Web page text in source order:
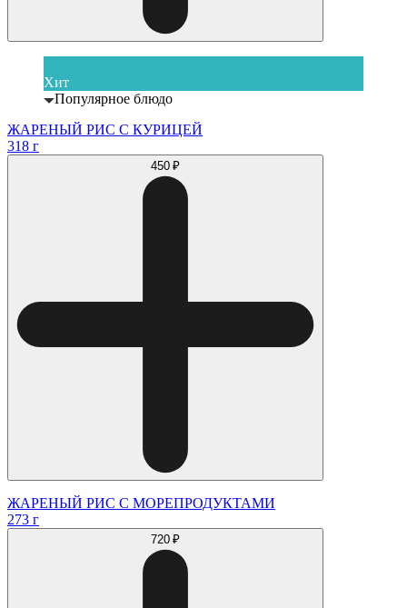
Хит
Популярное блюдо
ЖАРЕНЫЙ РИС С КУРИЦЕЙ
318 г
450 ₽
ЖАРЕНЫЙ РИС С МОРЕПРОДУКТАМИ
273 г
720 ₽